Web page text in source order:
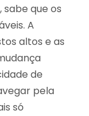
que os
A
altos e as
de
pela
só